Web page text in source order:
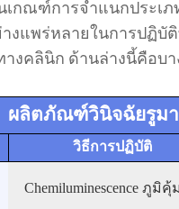
นเกณฑ์การจำแนกประ
งแพร่หลายในการปฏิบั
งคลินิก ด้านล่างนี้คือบา
ผลิตภัณฑ์วินิจฉัยรูมา
วิธีการปฏิบัติ
Chemiluminescence ภูมิ